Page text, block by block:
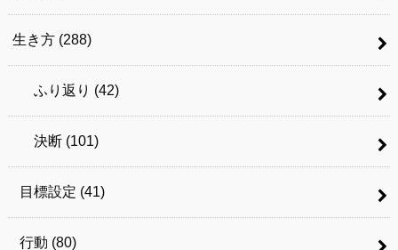
生き方 (288)
ふり返り (42)
決断 (101)
目標設定 (41)
行動 (80)